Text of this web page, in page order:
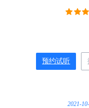
预约试听
2021-